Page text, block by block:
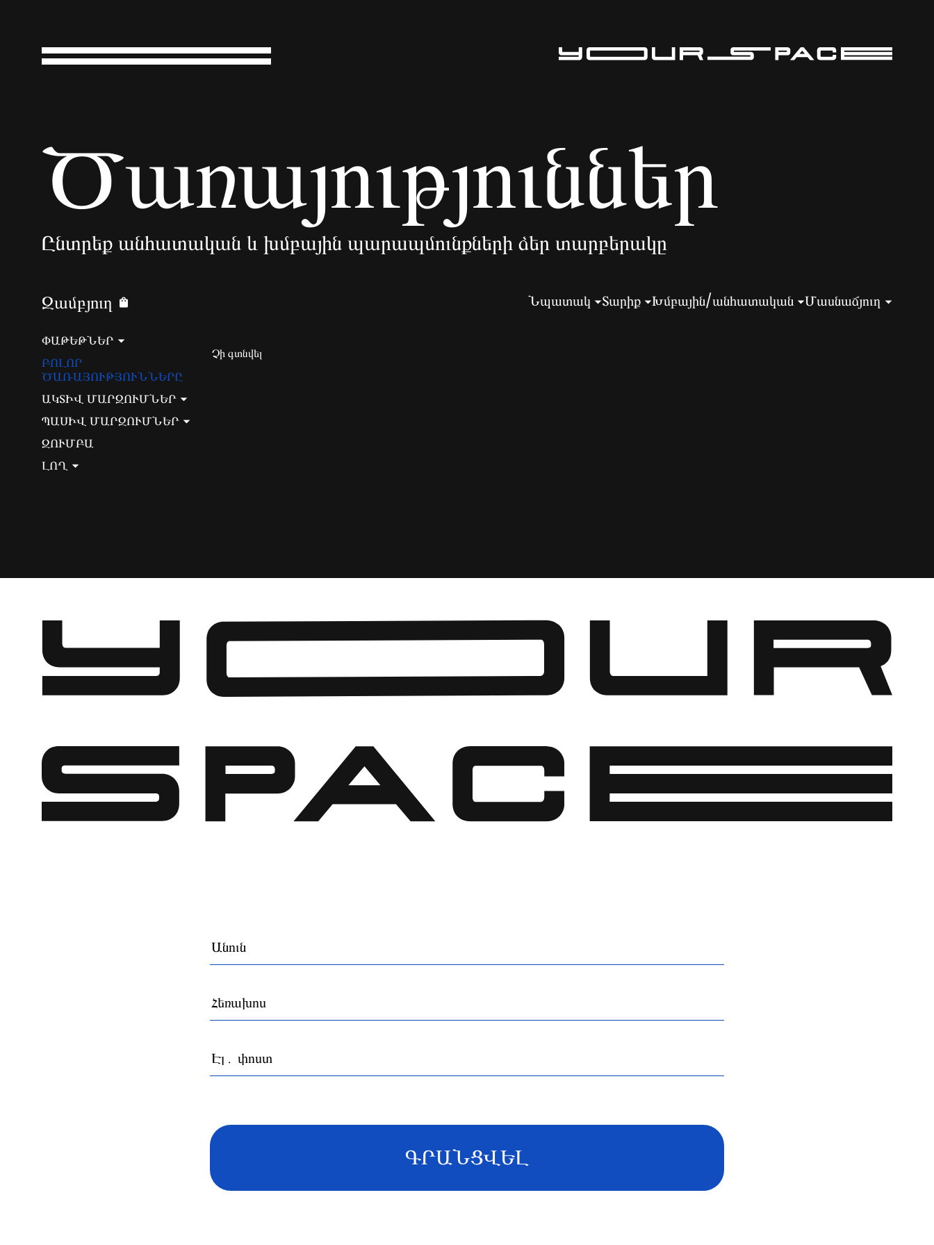
Ծառայություններ
Ընտրեք անհատական և խմբային պարապմունքների ձեր տարբերակը
Զամբյուղ Նպատակ Տարիք Խմբային/անհատական Մասնաճյուղ
ՓԱԹԵԹՆԵՐ
ԲՈԼՈՐ
ԾԱՌԱՅՈՒԹՅՈՒՆՆԵՐԸ
ԱԿՏԻՎ ՄԱՐԶՈՒՄՆԵՐ
ՊԱՍԻՎ ՄԱՐԶՈՒՄՆԵՐ
ԶՈՒՄԲԱ
ԼՈՂ
Չի գտնվել
ԳՐԱՆՑՎԵԼ